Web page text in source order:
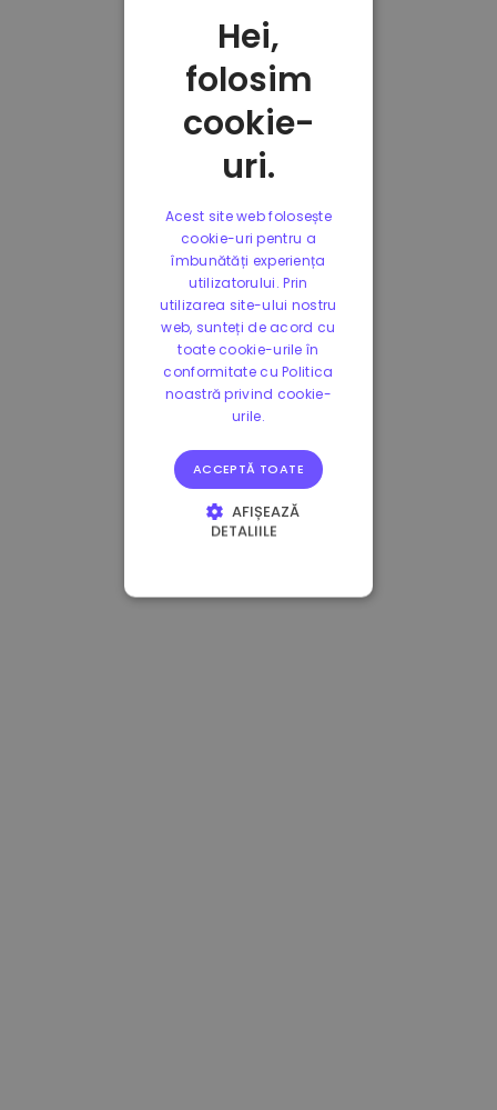
Hei,
folosim
cookie-
uri.
Acest site web folosește
cookie-uri pentru a
îmbunătăți experiența
utilizatorului. Prin
utilizarea site-ului nostru
web, sunteți de acord cu
toate cookie-urile în
conformitate cu Politica
noastră privind cookie-
urile.
ACCEPTĂ TOATE
AFIȘEAZĂ
DETALIILE